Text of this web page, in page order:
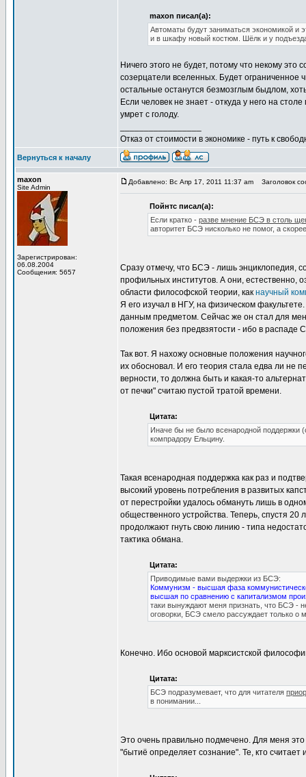
maxon писал(а):
Автоматы будут заниматься экономикой и
и в шкафу новый костюм. Шёлк и у
Ничего этого не будет, потому что некому это
созерцатели вселенных. Будет ограниченное
остальные останутся безмозглым быдлом,
Если человек не знает - откуда у него на
умрет с голоду.
Отказ от стоимости в экономике - путь к
Вернуться к началу
maxon
Site Admin
Зарегистрирован:
06.08.2004
Сообщения: 5657
Добавлено: Вс Апр 17, 2011 11:37 am Заголовок
Пойнтс писал(а):
Если кратко - разве мнение БСЭ в столь
авторитет БСЭ нисколько не помог, а
Сразу отмечу, что БСЭ - лишь энциклопедия,
профильных институтов. А они, естественно,
области философской теории, как научный
Я его изучал в НГУ, на физическом
данным предметом. Сейчас же он стал для
положения без предвзятости - ибо в
Так вот. Я нахожу основные положения
их обосновал. И его теория стала едва ли не
верности, то должна быть и какая-то
от печки" считаю пустой тратой времени.
Цитата:
Иначе бы не было всенародной поддержки
компрадору Ельцину.
Такая всенародная поддержка как раз и
высокий уровень потребления в развитых
от перестройки удалось обмануть лишь в
общественного устройства. Теперь, спустя
продолжают гнуть свою линию - типа
тактика обмана.
Цитата:
Приводимые вами выдержки из БСЭ:
Коммунизм - высшая фаза
высшая по сравнению с капитализмом
таки вынуждают меня признать, что БСЭ -
оговорки, БСЭ смело рассуждает только о
Конечно. Ибо основой марксистской
Цитата:
БСЭ подразумевает, что для читателя
в понимании...
Это очень правильно подмечено. Для меня
"бытиё определяет сознание". Те, кто